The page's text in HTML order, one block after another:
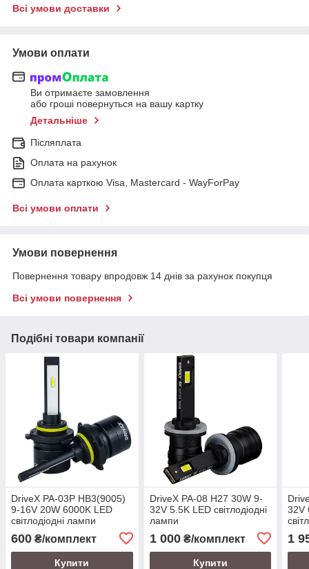
Всі умови доставки
Умови оплати
Ви отримаєте замовлення
або гроші повернуться на вашу картку
Детальніше
Післяплата
Оплата на рахунок
Оплата карткою Visa, Mastercard - WayForPay
Всі умови оплати
Умови повернення
Повернення товару впродовж 14 днів за рахунок покупця
Всі умови повернення
Подібні товари компанії
DriveX PA-03P HB3(9005)
9-16V 20W 6000K LED
світлодіодні лампи
600 ₴/комплект
Купити
DriveX PA-08 H27 30W 9-
32V 5.5K LED світлодіодні
лампи
1 000₴/комплект
Купити
32V
1